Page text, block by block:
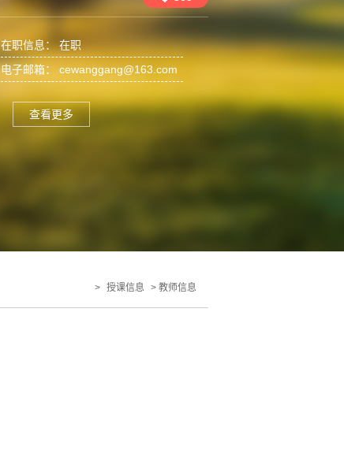
在职信息： 在职
电子邮箱： cewanggang@163.com
查看更多
> 授课信息 > 教师信息